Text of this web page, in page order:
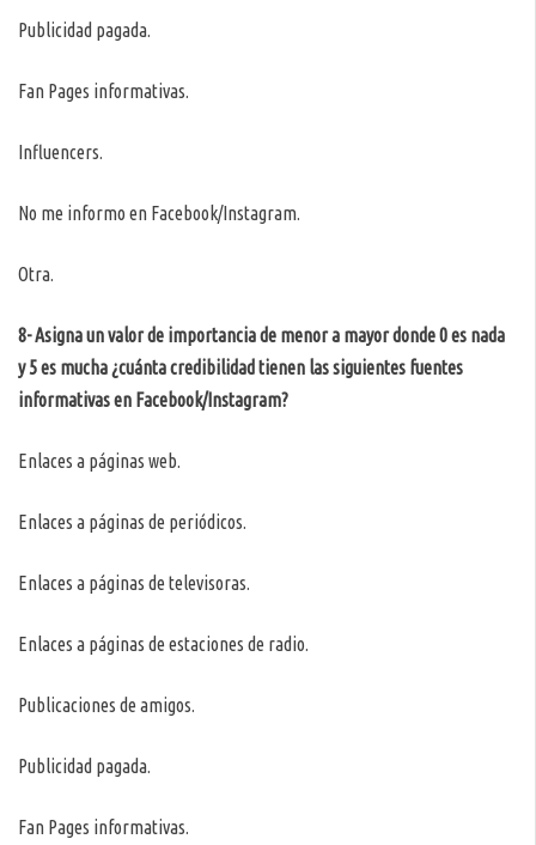
Publicidad pagada.
Fan Pages informativas.
Influencers.
No me informo en Facebook/Instagram.
Otra.
8- Asigna un valor de importancia de menor a mayor donde 0 es nada
y 5 es mucha ¿cuánta credibilidad tienen las siguientes fuentes
informativas en Facebook/Instagram?
Enlaces a páginas web.
Enlaces a páginas de periódicos.
Enlaces a páginas de televisoras.
Enlaces a páginas de estaciones de radio.
Publicaciones de amigos.
Publicidad pagada.
Fan Pages informativas.